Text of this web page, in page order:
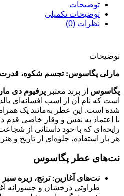
توضیحات
توضیحات تکمیلی
نظرات (0)
توضیحات
مارلی پگاسوس: تجسم شکوه، قدرت،
پگاسوس از برند معتبر پرفیوم دی
است که نام آن از اسب افسانه‌ای
شده است. این عطر به‌مانند یک
با اعتماد به نفس و وقار خاصی قدم
رایحه‌ای که با خود داستانی از
هر بار استفاده، جلوه‌ای از تاریخ و
نت‌های عطر پگاسوس
نت‌های آغازین:ترنج، زیره
طراوتی درخشان و جسورانه